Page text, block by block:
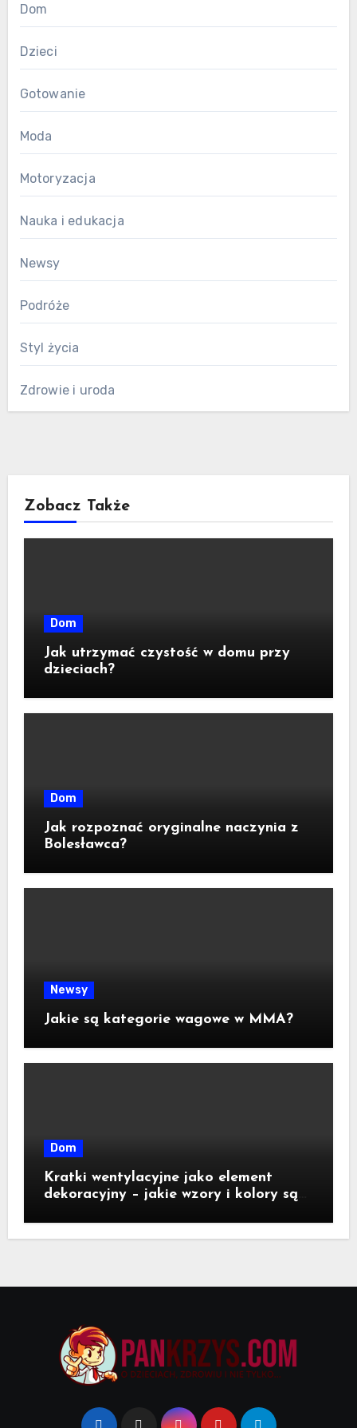
Dom
Dzieci
Gotowanie
Moda
Motoryzacja
Nauka i edukacja
Newsy
Podróże
Styl życia
Zdrowie i uroda
Zobacz Także
Dom
Jak utrzymać czystość w domu przy
dzieciach?
Dom
Jak rozpoznać oryginalne naczynia z
Bolesławca?
Newsy
Jakie są kategorie wagowe w MMA?
Dom
Kratki wentylacyjne jako element
dekoracyjny – jakie wzory i kolory są